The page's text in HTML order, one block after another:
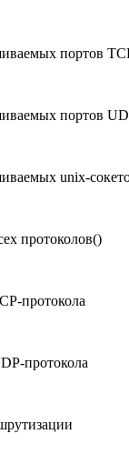
портов
портов
unix-
протоколов()
протокола
протокола